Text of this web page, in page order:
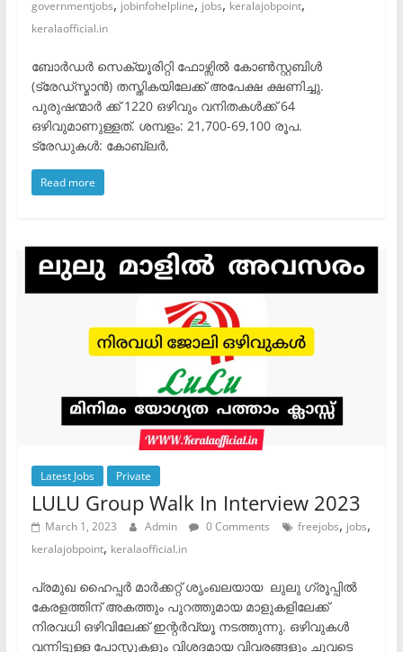
governmentjobs, jobinfohelpline, jobs, keralajobpoint,
keralaofficial.in
ബോർഡർ സെക്യൂരിറ്റി ഫോഴ്സിൽ കോൺസ്റ്റബിൾ
(ട്രേഡ്സ്മാൻ) തസ്തികയിലേക്ക് അപേക്ഷ ക്ഷണിച്ചു.
പുരുഷന്മാർ ക്ക് 1220 ഒഴിവും വനിതകൾക്ക് 64
ഒഴിവുമാണുള്ളത്. ശമ്പളം: 21,700-69,100 രൂപ.
ട്രേഡുകൾ: കോബ്ലർ,
Read more
Latest Jobs Private
LULU Group Walk In Interview 2023
March 1, 2023 Admin 0 Comments freejobs, jobs,
keralajobpoint, keralaofficial.in
പ്രമുഖ ഹൈപ്പർ മാർക്കറ്റ് ശൃംഖലയായ ലുലു ഗ്രൂപ്പിൽ
കേരളത്തിന് അകത്തും പുറത്തുമായ മാളുകളിലേക്ക്
നിരവധി ഒഴിവിലേക്ക് ഇന്റർവ്യൂ നടത്തുന്നു. ഒഴിവുകൾ
വന്നിട്ടുള്ള പോസ്റ്റുകളും വിശദമായ വിവരങ്ങളും ചുവടെ